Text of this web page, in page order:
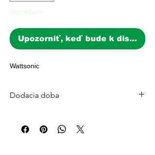
Vypredané
Upozorniť, keď bude k dispozícii
Wattsonic
Dodacia doba
Väčšina objednávok je expedovaná do 24